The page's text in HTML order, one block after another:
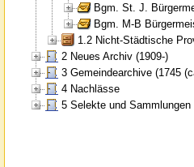
Bgm. St. J.
Bgm. M-B
1.2 Nicht-Städtische
2 Neues Archiv (1909-)
3 Gemeindearchive (1745
4 Nachlässe
5 Selekte und Sammlungen